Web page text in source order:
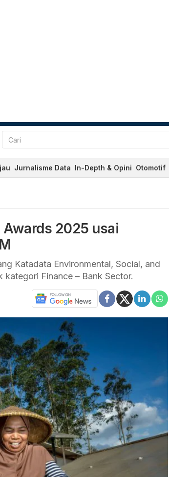
Jurnalisme Data In-Depth & Opini Otomotif
Awards 2025 usai
Katadata Environmental, Social, and
Finance – Bank Sector.